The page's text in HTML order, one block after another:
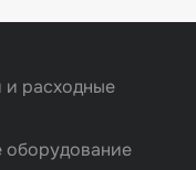
и расходные
оборудование